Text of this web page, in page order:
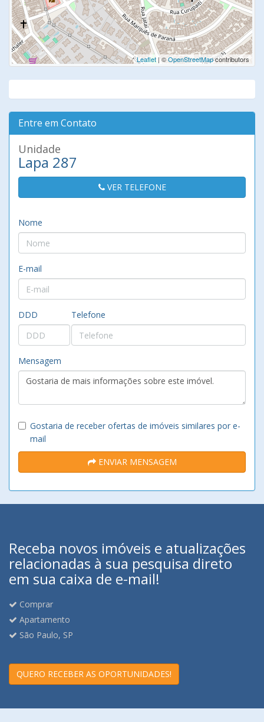
Leaflet | ©OpenStreetMapcontributors
Entre em Contato
Unidade
Lapa 287
VER TELEFONE
Nome
E-mail
DDD Telefone
Mensagem
Gostaria de receber ofertas de imóveis similares por e-
mail
ENVIAR MENSAGEM
Receba novos imóveis e atualizações
relacionadas à sua pesquisa direto
em sua caixa de e-mail!
Comprar
Apartamento
São Paulo, SP
QUERO RECEBER AS OPORTUNIDADES!